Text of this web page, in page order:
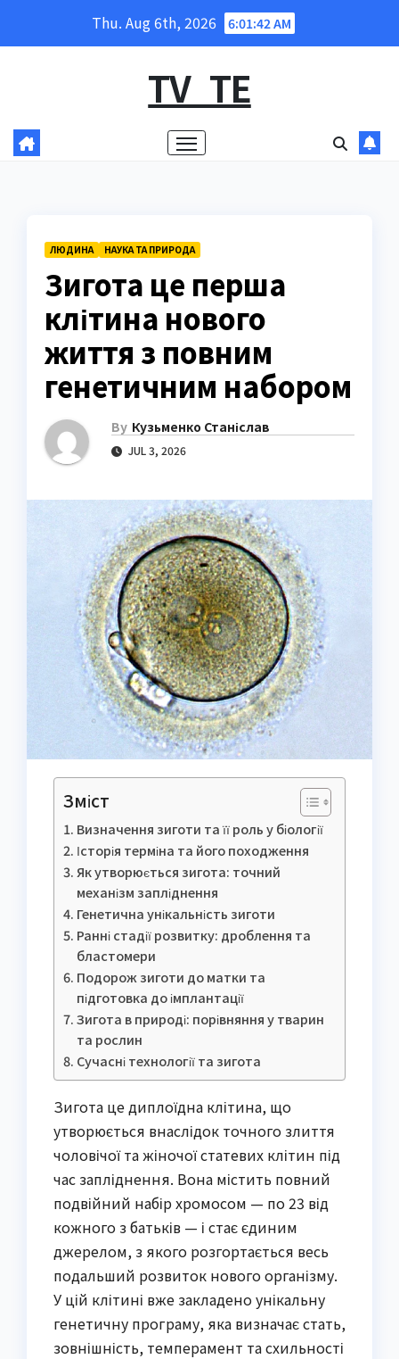
Thu. Aug 6th, 2026 6:01:43 AM
TV_TE
ЛЮДИНА НАУКА ТА ПРИРОДА
Зигота це перша
клітина нового
життя з повним
генетичним набором
By Кузьменко Станіслав
JUL 3, 2026
Зміст
Визначення зиготи та її роль у біології
Історія терміна та його походження
Як утворюється зигота: точний
механізм запліднення
Генетична унікальність зиготи
Ранні стадії розвитку: дроблення та
бластомери
Подорож зиготи до матки та
підготовка до імплантації
Зигота в природі: порівняння у тварин
та рослин
Сучасні технології та зигота
Зигота це диплоїдна клітина, що
утворюється внаслідок точного злиття
чоловічої та жіночої статевих клітин під
час запліднення. Вона містить повний
подвійний набір хромосом — по 23 від
кожного з батьків — і стає єдиним
джерелом, з якого розгортається весь
подальший розвиток нового організму.
У цій клітині вже закладено унікальну
генетичну програму, яка визначає стать,
зовнішність, темперамент та схильності